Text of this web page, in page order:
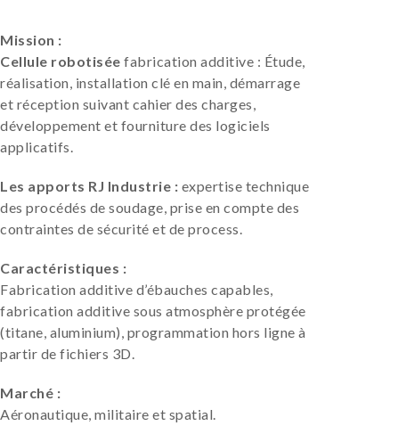
Mission :
Cellule robotisée fabrication additive : Étude,
réalisation, installation clé en main, démarrage
et réception suivant cahier des charges,
développement et fourniture des logiciels
applicatifs.
Les apports RJ Industrie : expertise technique
des procédés de soudage, prise en compte des
contraintes de sécurité et de process.
Caractéristiques :
Fabrication additive d’ébauches capables,
fabrication additive sous atmosphère protégée
(titane, aluminium), programmation hors ligne à
partir de fichiers 3D.
Marché :
Aéronautique, militaire et spatial.